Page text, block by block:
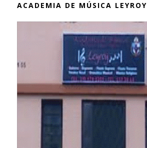
ACADEMIA DE MÚSICA LEYROY